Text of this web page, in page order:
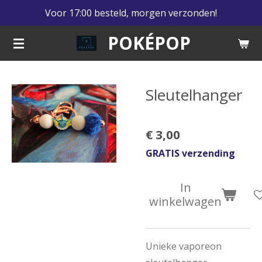
naar
de
POKÉPOP
Voor 17:00 besteld, morgen verzonden!
Sleutelhanger
€ 3,00
GRATIS verzending
In
winkelwagen
Unieke vaporeon